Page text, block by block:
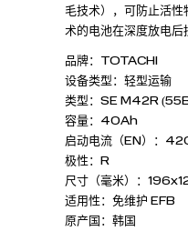
毛技术），可防止活
术的电池在深度放电后
品牌：TOTACHI
设备类型：轻型运输
类型：SE M42R
容量：40Ah
启动电流（EN）：
极性：R
尺寸（毫米）：
适用性：免维护 EFB
原产国：韩国